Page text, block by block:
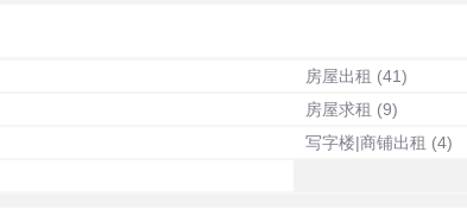
房屋出租 (41)
房屋求租 (9)
写字楼|商铺出租 (4)